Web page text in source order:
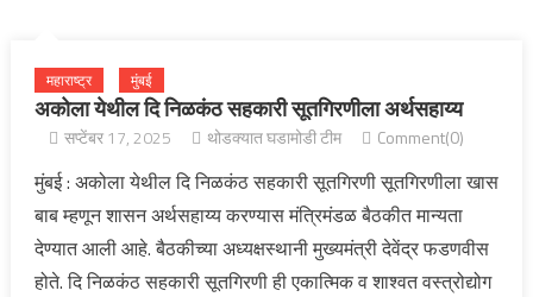
महाराष्ट्र मुंबई
अकोला येथील दि निळकंठ सहकारी सूतगिरणीला अर्थसहाय्य
सप्टेंबर 17, 2025 थोडक्यात घडामोडी टीम Comment(0)
मुंबई : अकोला येथील दि निळकंठ सहकारी सूतगिरणी सूतगिरणीला खास
बाब म्हणून शासन अर्थसहाय्य करण्यास मंत्रिमंडळ बैठकीत मान्यता
देण्यात आली आहे. बैठकीच्या अध्यक्षस्थानी मुख्यमंत्री देवेंद्र फडणवीस
होते. दि निळकंठ सहकारी सूतगिरणी ही एकात्मिक व शाश्वत वस्त्रोद्योग